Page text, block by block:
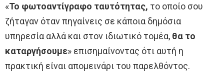
«Το φωτοαντίγραφο ταυτότητας, το οποίο σου
ζήταγαν όταν πηγαίνεις σε κάποια δημόσια
υπηρεσία αλλά και στον ιδιωτικό τομέα, θα το
καταργήσουμε» επισημαίνοντας ότι αυτή η
πρακτική είναι απομεινάρι του παρελθόντος.